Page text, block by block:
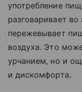
употребление
разговаривает
пережевывает
воздуха. Это
урчанием, но и
и дискомфорта.